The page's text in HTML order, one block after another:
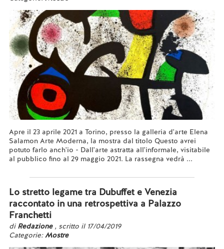
Apre il 23 aprile 2021 a Torino, presso la galleria d'arte Elena
Salamon Arte Moderna, la mostra dal titolo Questo avrei
potuto farlo anch'io - Dall'arte astratta all'informale, visitabile
al pubblico fino al 29 maggio 2021. La rassegna vedrà ...
Lo stretto legame tra Dubuffet e Venezia
raccontato in una retrospettiva a Palazzo
Franchetti
di Redazione , scritto il 17/04/2019
Categorie:Mostre